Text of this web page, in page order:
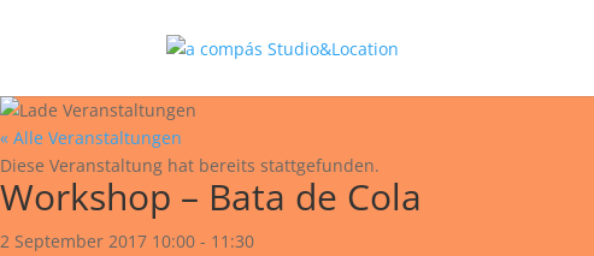
« Alle Veranstaltungen
Diese Veranstaltung hat bereits stattgefunden.
Workshop – Bata de Cola
2 September 2017 10:00 - 11:30